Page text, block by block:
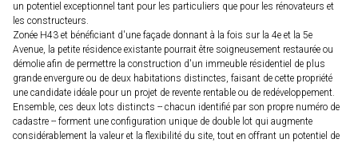
un potentiel exceptionnel tant pour les particuliers que pour les rénovateurs et
les constructeurs.
Zonée H43 et bénéficiant d'une façade donnant à la fois sur la 4e et la 5e
Avenue, la petite résidence existante pourrait être soigneusement restaurée ou
démolie afin de permettre la construction d'un immeuble résidentiel de plus
grande envergure ou de deux habitations distinctes, faisant de cette propriété
une candidate idéale pour un projet de revente rentable ou de redéveloppement.
Ensemble, ces deux lots distincts -- chacun identifié par son propre numéro de
cadastre -- forment une configuration unique de double lot qui augmente
considérablement la valeur et la flexibilité du site, tout en offrant un potentiel de